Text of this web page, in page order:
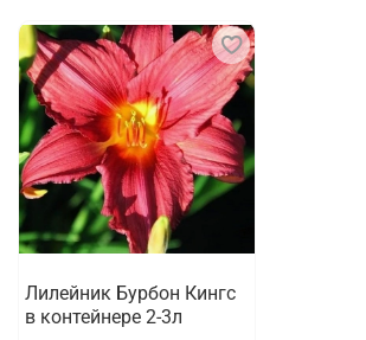
Лилейник Бурбон Кингс
в контейнере 2-3л